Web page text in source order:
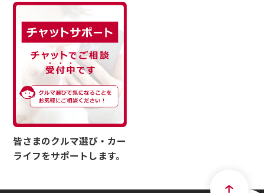
皆さまのクルマ選び・カー
ライフをサポートします。